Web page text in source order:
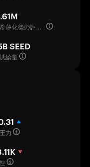
完全希薄化後の評価額
SEED
給量
力